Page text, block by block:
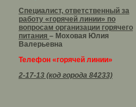
Специалист, ответственный за
работу «горячей линии» по
вопросам организации горячего
питания – Моховая Юлия
Валерьевна
Телефон «горячей линии»
2-17-13 (код города 84233)